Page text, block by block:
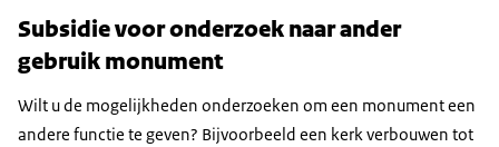
Subsidie voor onderzoek naar ander
gebruik monument
Wilt u de mogelijkheden onderzoeken om een monument een
andere functie te geven? Bijvoorbeeld een kerk verbouwen tot